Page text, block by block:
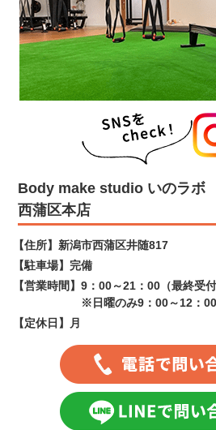
Body make studio いのラボ
西蒲区本店
【住所】 新潟市西蒲区井随817
【駐車場】 完備
【営業時間】 9：00～21：00（最終受付
※日曜のみ9：00～12：00
【定休日】
月